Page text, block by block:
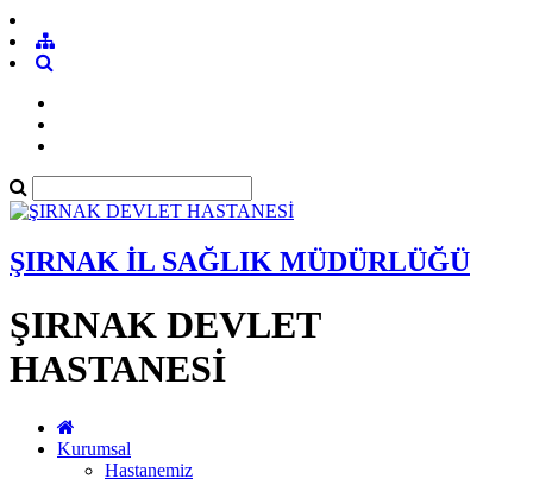
ŞIRNAK İL SAĞLIK MÜDÜRLÜĞÜ
ŞIRNAK DEVLET
HASTANESİ
Kurumsal
Hastanemiz